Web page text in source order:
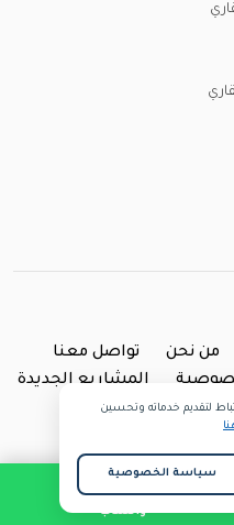
من نحن
تواصل معنا
المشاريع الجديدة
واتساب
لتقديم خدماته وتحسين
سياسة الخصوصية